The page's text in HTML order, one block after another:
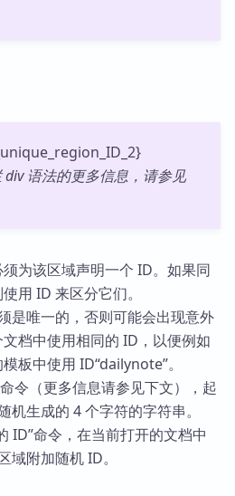
div 语法的更多信息，请参见
为该区域声明一个 ID。如果同
用 ID 来区分它们。
是唯一的，否则可能会出现意外
档中使用相同的 ID，以便例如
板中使用 ID“dailynote”。
令（更多信息请参见下文），起
生成的 4 个字符的字符串。
ID”命令，在当前打开的文档中
域附加随机 ID。